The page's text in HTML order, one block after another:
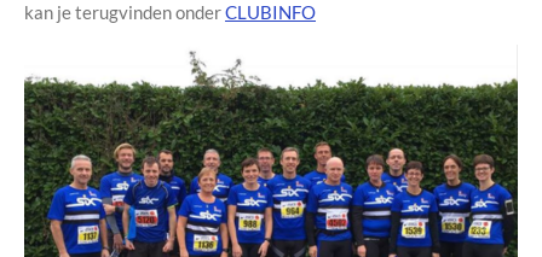
kan je terugvinden onderCLUBINFO